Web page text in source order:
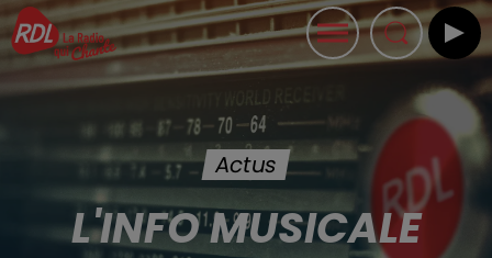
Actus
L'INFO MUSICALE